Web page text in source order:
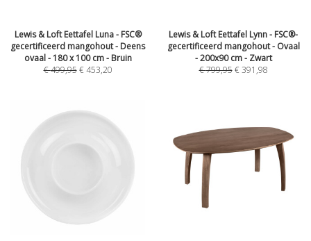
Lewis & Loft Eettafel Luna - FSC®
gecertificeerd mangohout - Deens
ovaal - 180 x 100 cm - Bruin
€499,95 €453,20
Lewis & Loft Eettafel Lynn - FSC®-
gecertificeerd mangohout - Ovaal
- 200x90 cm - Zwart
€799,95 €391,98